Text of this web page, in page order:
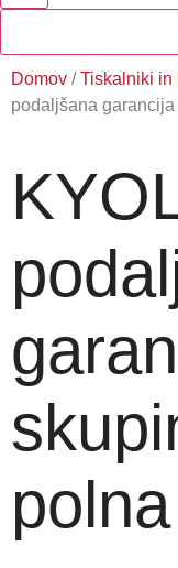
Domov /Tiskalniki in
podaljšana
polna